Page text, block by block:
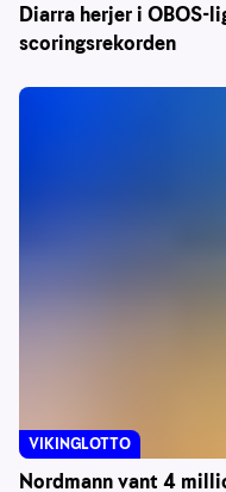
Diarra herjer i OBOS-
scoringsrekorden
Nordmann vant 4
VIKINGLOTTO